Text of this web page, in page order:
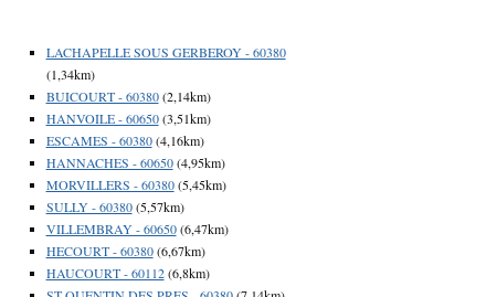
LACHAPELLE SOUS GERBEROY - 60380
(1,34km)
BUICOURT - 60380(2,14km)
HANVOILE - 60650(3,51km)
ESCAMES - 60380(4,16km)
HANNACHES - 60650(4,95km)
MORVILLERS - 60380(5,45km)
SULLY - 60380(5,57km)
VILLEMBRAY - 60650(6,47km)
HECOURT - 60380(6,67km)
HAUCOURT - 60112(6,8km)